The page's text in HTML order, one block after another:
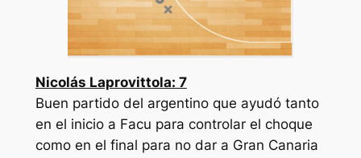
Nicolás Laprovittola: 7
Buen partido del argentino que ayudó tanto
en el inicio a Facu para controlar el choque
como en el final para no dar a Gran Canaria